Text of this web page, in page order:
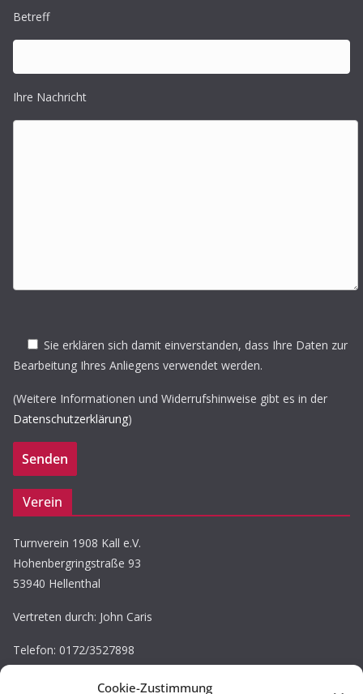
Cookie-Zustimmung
Betreff
Ihre Nachricht
Sie erklären sich damit einverstanden, dass Ihre Daten zur
Bearbeitung Ihres Anliegens verwendet werden.
(Weitere Informationen und Widerrufshinweise gibt es in der
Datenschutzerklärung)
Verein
Turnverein 1908 Kall e.V.
Hohenbergringstraße 93
53940 Hellenthal
Vertreten durch: John Caris
Telefon: 0172/3527898
E-Mail: john.caris@tv-kall.de